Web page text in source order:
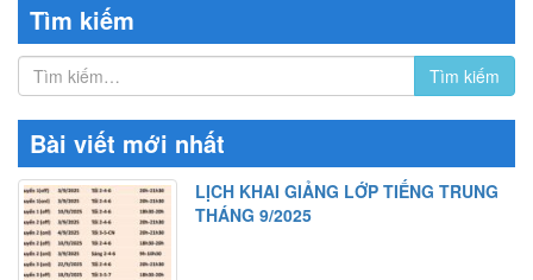
Tìm kiếm
Bài viết mới nhất
LỊCH KHAI GIẢNG LỚP TIẾNG TRUNG
THÁNG 9/2025